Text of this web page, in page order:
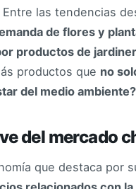
Entre las tendencias
de flores y
productos de
productos que no
del medio ambiente?
del mercado
que destaca por